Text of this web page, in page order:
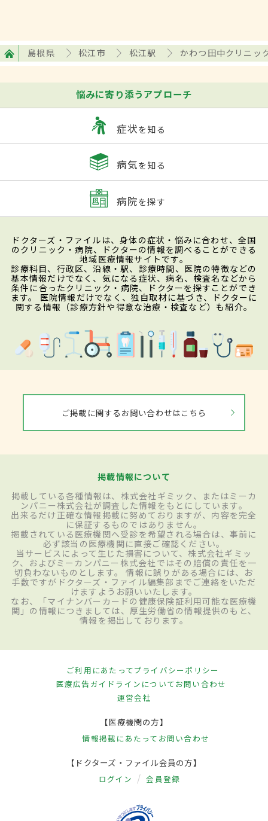
島根県 松江市 松江駅 かわつ田中クリニッ
悩みに寄り添うアプローチ
症状を知る
病気を知る
病院を探す
ドクターズ・ファイルは、身体の症状・悩みに合わせ、全国
のクリニック・病院、ドクターの情報を調べることができる
地域医療情報サイトです。
診療科目、行政区、沿線・駅、診療時間、医院の特徴などの
基本情報だけでなく、気になる症状、病名、検査名などから
条件に合ったクリニック・病院、ドクターを探すことができ
ます。 医院情報だけでなく、独自取材に基づき、ドクターに
関する情報（診療方針や得意な治療・検査など）も紹介。
ご掲載に関するお問い合わせはこちら
掲載情報について
掲載している各種情報は、株式会社ギミック、またはミーカ
ンパニー株式会社が調査した情報をもとにしています。
出来るだけ正確な情報掲載に努めておりますが、内容を完全
に保証するものではありません。
掲載されている医療機関へ受診を希望される場合は、事前に
必ず該当の医療機関に直接ご確認ください。
当サービスによって生じた損害について、株式会社ギミッ
ク、およびミーカンパニー株式会社ではその賠償の責任を一
切負わないものとします。 情報に誤りがある場合には、お
手数ですがドクターズ・ファイル編集部までご連絡をいただ
けますようお願いいたします。
なお、「マイナンバーカードの健康保険証利用可能な医療機
関」の情報につきましては、厚生労働省の情報提供のもと、
情報を掲出しております。
ご利用にあたってプライバシーポリシー
医療広告ガイドラインについてお問い合わせ
運営会社
【医療機関の方】
情報掲載にあたって お問い合わせ
【ドクターズ・ファイル会員の方】
ログイン 会員登録